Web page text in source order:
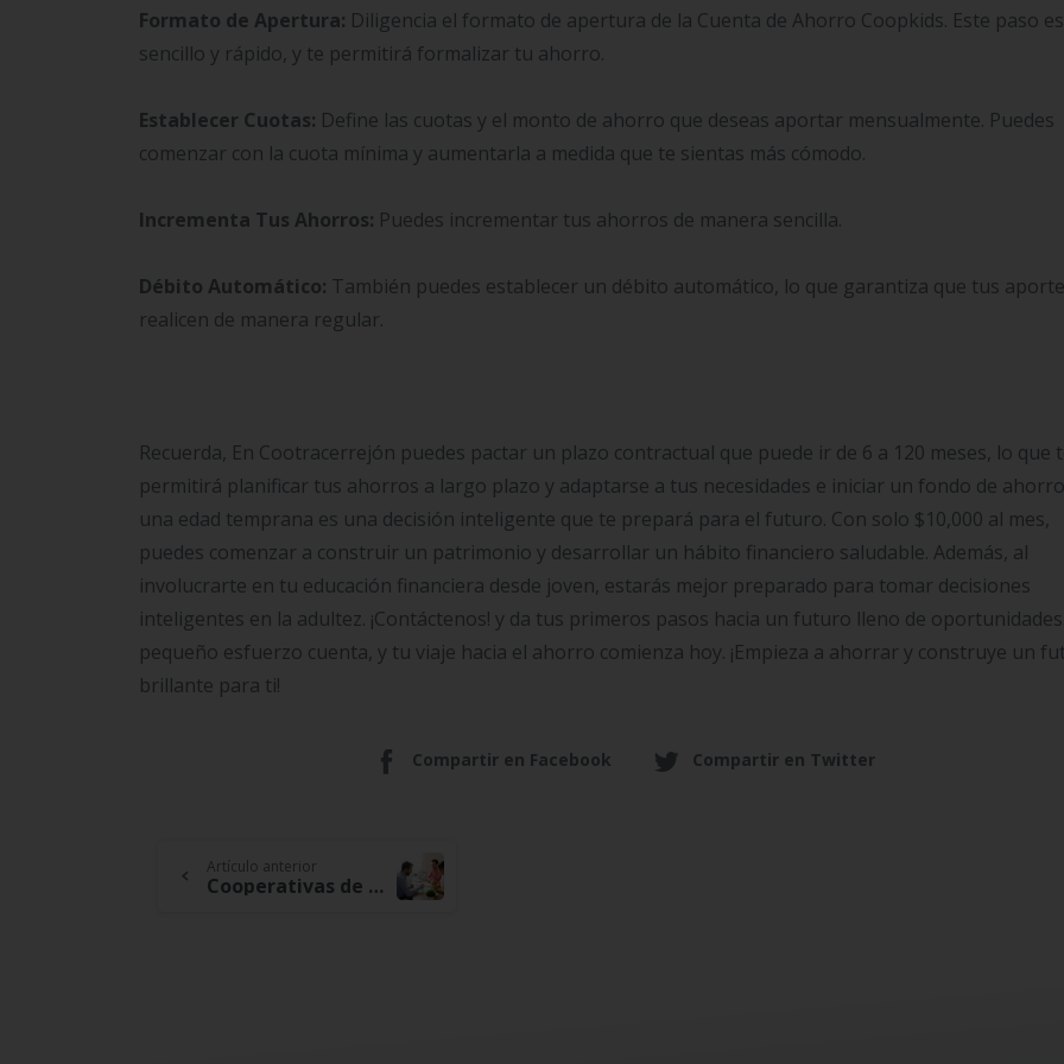
Formato de Apertura: Diligencia el formato de apertura de la Cuenta de Ahorro Coopkids. Este paso es
sencillo y rápido, y te permitirá formalizar tu ahorro.
Establecer Cuotas: Define las cuotas y el monto de ahorro que deseas aportar mensualmente. Puedes
comenzar con la cuota mínima y aumentarla a medida que te sientas más cómodo.
Incrementa Tus Ahorros: Puedes incrementar tus ahorros de manera sencilla.
Débito Automático: También puedes establecer un débito automático, lo que garantiza que tus
realicen de manera regular.
Recuerda, En Cootracerrejón puedes pactar un plazo contractual que puede ir de 6 a 120 meses, lo que
permitirá planificar tus ahorros a largo plazo y adaptarse a tus necesidades e iniciar un fondo de
una edad temprana es una decisión inteligente que te prepará para el futuro. Con solo $10,000 al mes,
puedes comenzar a construir un patrimonio y desarrollar un hábito financiero saludable. Además, al
involucrarte en tu educación financiera desde joven, estarás mejor preparado para tomar decisiones
inteligentes en la adultez. ¡Contáctenos! y da tus primeros pasos hacia un futuro lleno de
pequeño esfuerzo cuenta, y tu viaje hacia el ahorro comienza hoy. ¡Empieza a ahorrar y construye un
brillante para ti!
Compartir en Facebook Compartir en Twitter
Continue
Artículo anterior
Cooperativas de Crédito y Ahorro: El Motor Detrás del Crecimiento de Nuevas Empresas